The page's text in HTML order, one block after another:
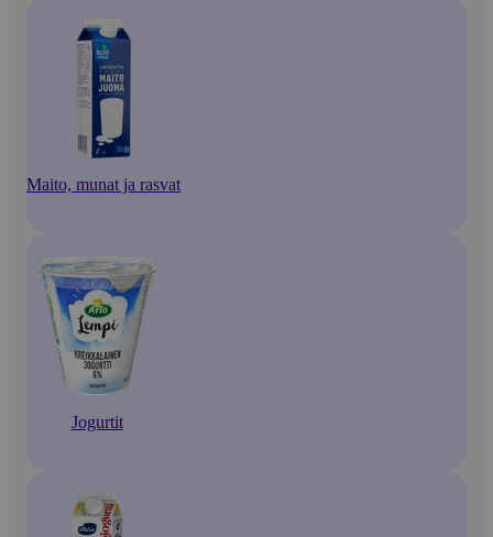
Maito, munat ja rasvat
Jogurtit